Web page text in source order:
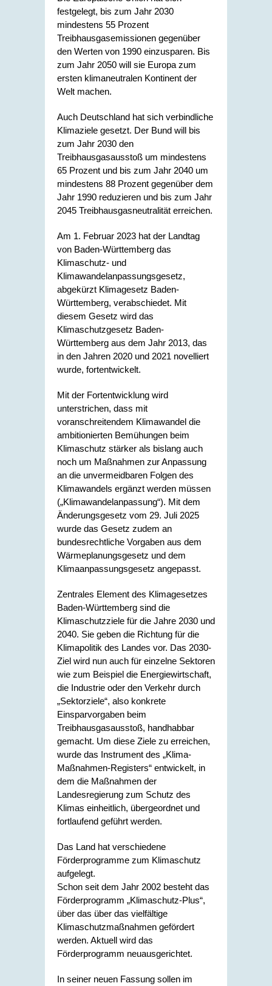
festgelegt, bis zum Jahr 2030
mindestens 55 Prozent
Treibhausgasemissionen gegenüber
den Werten von 1990 einzusparen. Bis
zum Jahr 2050 will sie Europa zum
ersten klimaneutralen Kontinent der
Welt machen.
Auch Deutschland hat sich verbindliche
Klimaziele gesetzt. Der Bund will bis
zum Jahr 2030 den
Treibhausgasausstoß um mindestens
65 Prozent und bis zum Jahr 2040 um
mindestens 88 Prozent gegenüber dem
Jahr 1990 reduzieren und bis zum Jahr
2045 Treibhausgasneutralität erreichen.
Am 1. Februar 2023 hat der Landtag
von Baden-Württemberg das
Klimaschutz- und
Klimawandelanpassungsgesetz,
abgekürzt Klimagesetz Baden-
Württemberg, verabschiedet. Mit
diesem Gesetz wird das
Klimaschutzgesetz Baden-
Württemberg aus dem Jahr 2013, das
in den Jahren 2020 und 2021 novelliert
wurde, fortentwickelt.
Mit der Fortentwicklung wird
unterstrichen, dass mit
voranschreitendem Klimawandel die
ambitionierten Bemühungen beim
Klimaschutz stärker als bislang auch
noch um Maßnahmen zur Anpassung
an die unvermeidbaren Folgen des
Klimawandels ergänzt werden müssen
(„Klimawandelanpassung“). Mit dem
Änderungsgesetz vom 29. Juli 2025
wurde das Gesetz zudem an
bundesrechtliche Vorgaben aus dem
Wärmeplanungsgesetz und dem
Klimaanpassungsgesetz angepasst.
Zentrales Element des Klimagesetzes
Baden-Württemberg sind die
Klimaschutzziele für die Jahre 2030 und
2040. Sie geben die Richtung für die
Klimapolitik des Landes vor. Das 2030-
Ziel wird nun auch für einzelne Sektoren
wie zum Beispiel die Energiewirtschaft,
die Industrie oder den Verkehr durch
„Sektorziele“, also konkrete
Einsparvorgaben beim
Treibhausgasausstoß, handhabbar
gemacht. Um diese Ziele zu erreichen,
wurde das Instrument des „Klima-
Maßnahmen-Registers“ entwickelt, in
dem die Maßnahmen der
Landesregierung zum Schutz des
Klimas einheitlich, übergeordnet und
fortlaufend geführt werden.
Das Land hat verschiedene
Förderprogramme zum Klimaschutz
aufgelegt.
Schon seit dem Jahr 2002 besteht das
Förderprogramm „Klimaschutz-Plus“,
über das über das vielfältige
Klimaschutzmaßnahmen gefördert
werden. Aktuell wird das
Förderprogramm neuausgerichtet.
In seiner neuen Fassung sollen im